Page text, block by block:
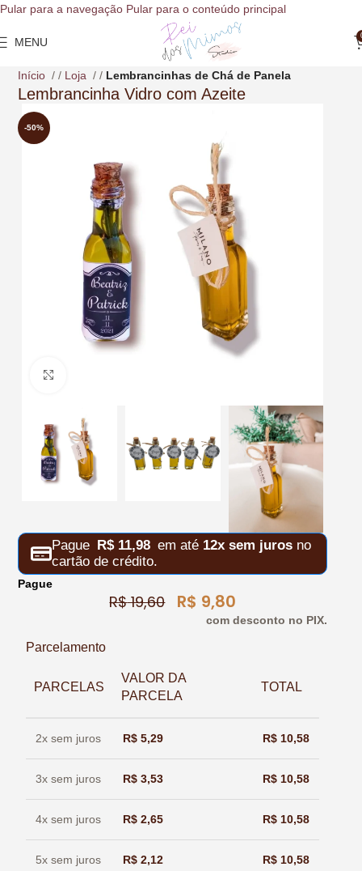
conteúdo
Pular para a navegação Pular para o conteúdo principal
MENU
Início / Loja / Lembrancinhas de Chá de Panela
Lembrancinha Vidro com Azeite
-50%
Pague R$11,98 em até 12x sem juros no
cartão de crédito.
Pague
R$19,60 R$ 9,80
com desconto no PIX.
Parcelamento
PARCELAS
VALOR DA
PARCELA
TOTAL
2x sem juros R$ 5,29 R$ 10,58
3x sem juros R$ 3,53 R$ 10,58
4x sem juros R$ 2,65 R$ 10,58
5x sem juros R$ 2,12 R$ 10,58